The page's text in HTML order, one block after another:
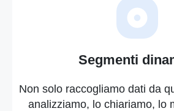
Segmenti
Non solo raccogliamo dati da
analizziamo, lo chiariamo, lo